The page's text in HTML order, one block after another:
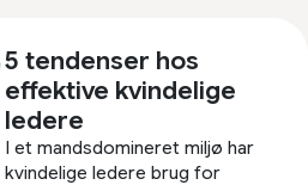
5 tendenser hos
effektive kvindelige
ledere
I et mandsdomineret miljø har
kvindelige ledere brug for